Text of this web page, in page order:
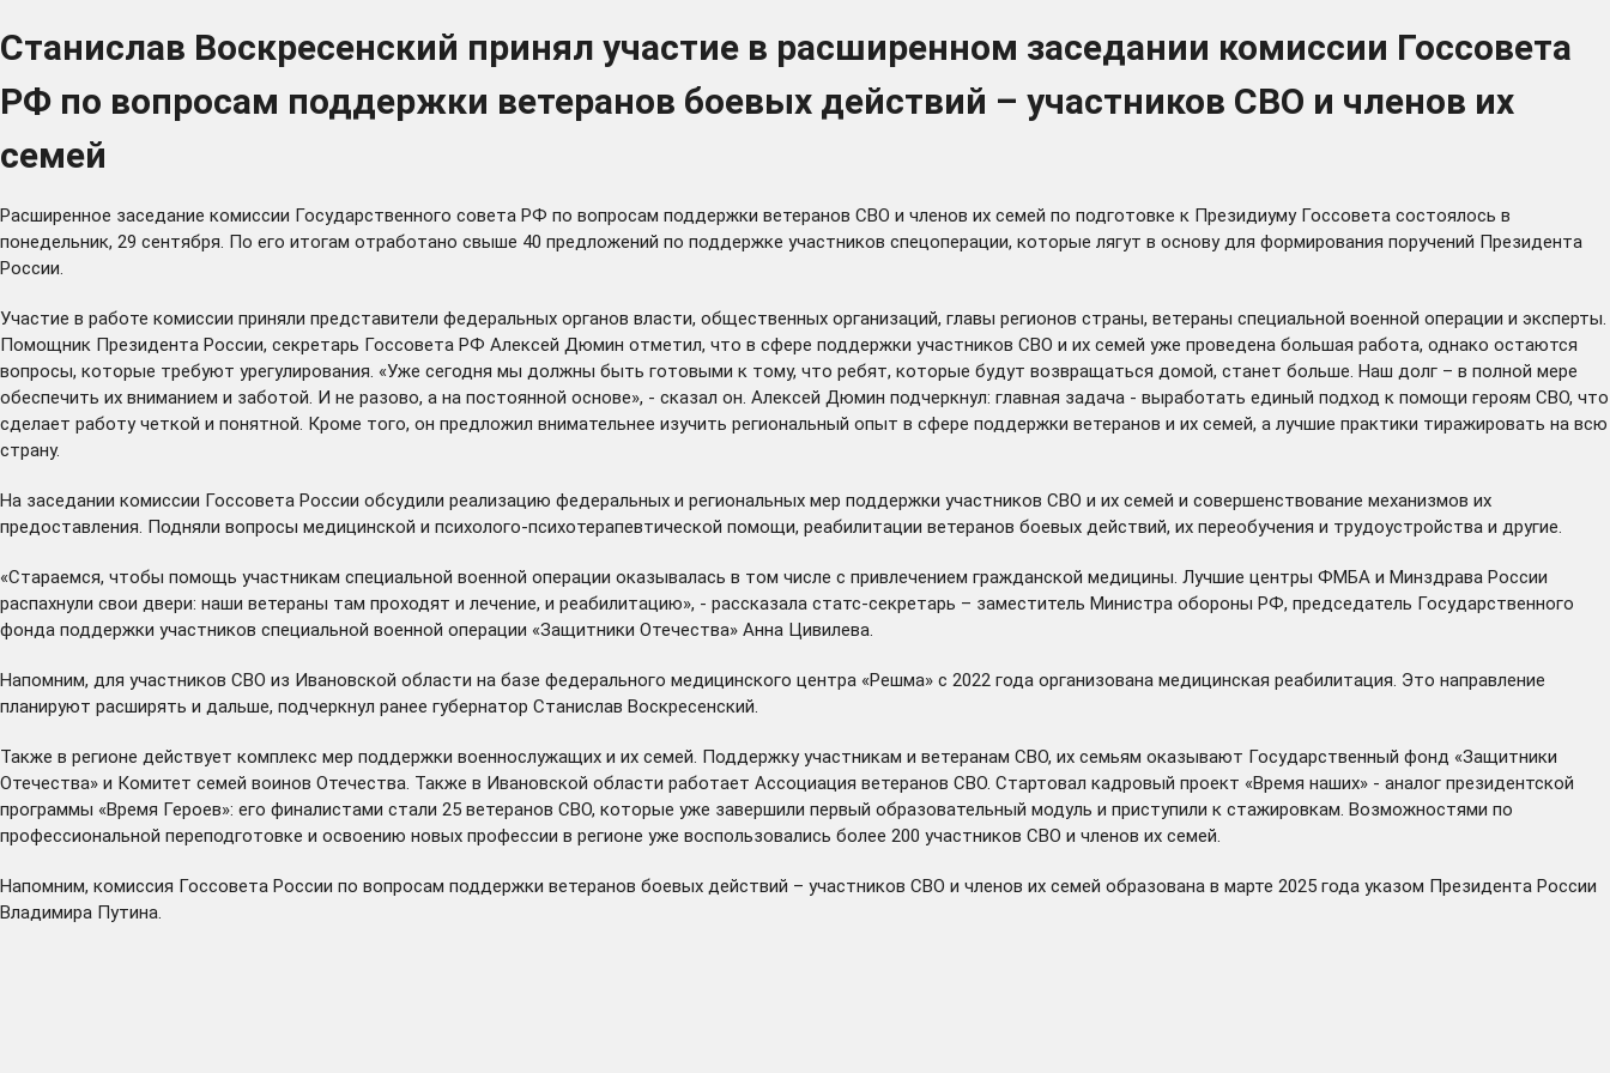
Станислав Воскресенский принял участие в расширенном заседании комиссии Госсовета
РФ по вопросам поддержки ветеранов боевых действий – участников СВО и членов их
семей
Расширенное заседание комиссии Государственного совета РФ по вопросам поддержки ветеранов СВО и членов их семей по подготовке к Президиуму Госсовета состоялось в
понедельник, 29 сентября. По его итогам отработано свыше 40 предложений по поддержке участников спецоперации, которые лягут в основу для формирования поручений Президента
России.
Участие в работе комиссии приняли представители федеральных органов власти, общественных организаций, главы регионов страны, ветераны специальной военной операции и эксперты.
Помощник Президента России, секретарь Госсовета РФ Алексей Дюмин отметил, что в сфере поддержки участников СВО и их семей уже проведена большая работа, однако остаются
вопросы, которые требуют урегулирования. «Уже сегодня мы должны быть готовыми к тому, что ребят, которые будут возвращаться домой, станет больше. Наш долг – в полной мере
обеспечить их вниманием и заботой. И не разово, а на постоянной основе», - сказал он. Алексей Дюмин подчеркнул: главная задача - выработать единый подход к помощи героям СВО, что
сделает работу четкой и понятной. Кроме того, он предложил внимательнее изучить региональный опыт в сфере поддержки ветеранов и их семей, а лучшие практики тиражировать на всю
страну.
На заседании комиссии Госсовета России обсудили реализацию федеральных и региональных мер поддержки участников СВО и их семей и совершенствование механизмов их
предоставления. Подняли вопросы медицинской и психолого-психотерапевтической помощи, реабилитации ветеранов боевых действий, их переобучения и трудоустройства и другие.
«Стараемся, чтобы помощь участникам специальной военной операции оказывалась в том числе с привлечением гражданской медицины. Лучшие центры ФМБА и Минздрава России
распахнули свои двери: наши ветераны там проходят и лечение, и реабилитацию», - рассказала статс-секретарь – заместитель Министра обороны РФ, председатель Государственного
фонда поддержки участников специальной военной операции «Защитники Отечества» Анна Цивилева.
Напомним, для участников СВО из Ивановской области на базе федерального медицинского центра «Решма» с 2022 года организована медицинская реабилитация. Это направление
планируют расширять и дальше, подчеркнул ранее губернатор Станислав Воскресенский.
Также в регионе действует комплекс мер поддержки военнослужащих и их семей. Поддержку участникам и ветеранам СВО, их семьям оказывают Государственный фонд «Защитники
Отечества» и Комитет семей воинов Отечества. Также в Ивановской области работает Ассоциация ветеранов СВО. Стартовал кадровый проект «Время наших» - аналог президентской
программы «Время Героев»: его финалистами стали 25 ветеранов СВО, которые уже завершили первый образовательный модуль и приступили к стажировкам. Возможностями по
профессиональной переподготовке и освоению новых профессии в регионе уже воспользовались более 200 участников СВО и членов их семей.
Напомним, комиссия Госсовета России по вопросам поддержки ветеранов боевых действий – участников СВО и членов их семей образована в марте 2025 года указом Президента России
Владимира Путина.